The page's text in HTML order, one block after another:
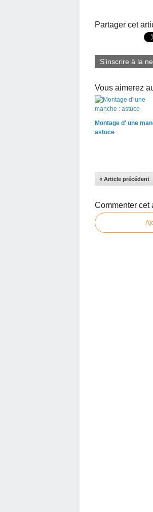
Partager cet
S'inscrire à la
Vous aimerez
Montage d' une
astuce
« Article précédent
Commenter cet